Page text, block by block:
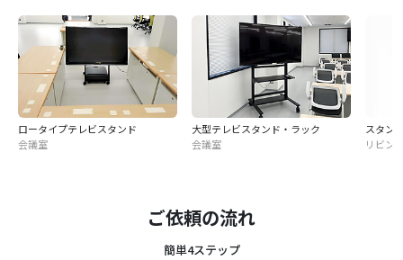
ロータイプテレビスタンド
会議室
大型テレビスタンド・ラック
会議室
スタン
リビン
ご依頼の流れ
簡単4ステップ